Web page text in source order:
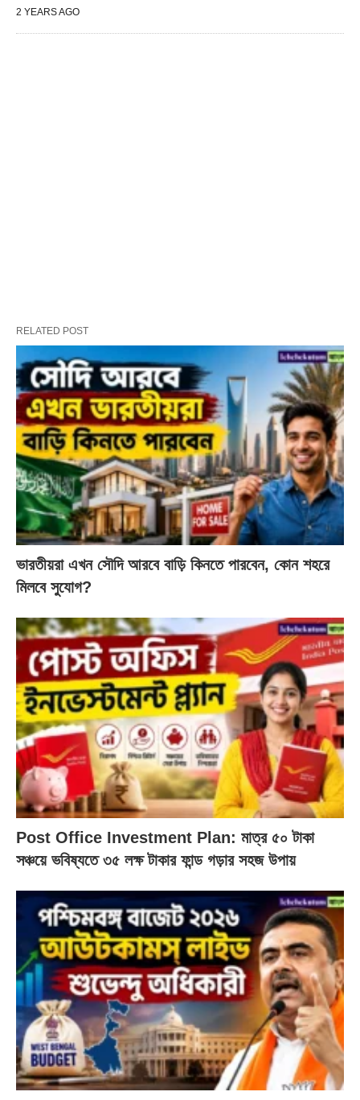
2 YEARS AGO
RELATED POST
ভারতীয়রা এখন সৌদি আরবে বাড়ি কিনতে পারবেন, কোন শহরে
মিলবে সুযোগ?
Post Office Investment Plan: মাত্র ৫০ টাকা
সঞ্চয়ে ভবিষ্যতে ৩৫ লক্ষ টাকার ফান্ড গড়ার সহজ উপায়